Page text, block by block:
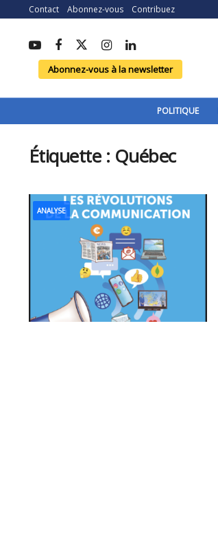
Contact Abonnez-vous Contribuez
Abonnez-vous à la newsletter
POLITIQUE
Étiquette : Québec
ANALYSE